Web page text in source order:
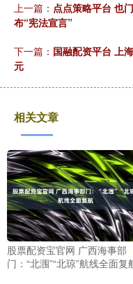
上一篇： 点点策略平台 也
布“宪法宣言”
下一篇： 国融配资平台 上
元
相关文章
股票配资宝官网 广西海事部
门：“北涠”“北琼”航线全面复